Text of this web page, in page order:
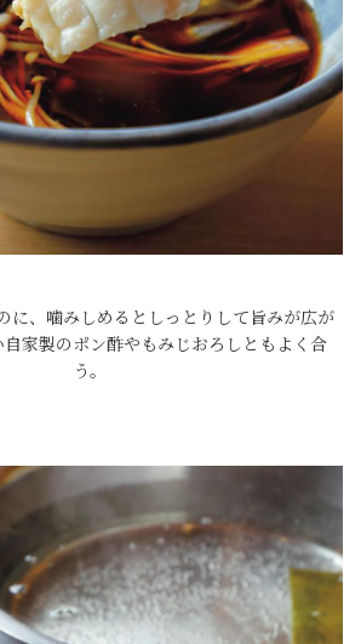
に、噛みしめるとしっとりして旨みが広が
家製のポン酢やもみじおろしともよく合
う。